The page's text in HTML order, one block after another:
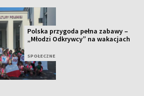
Polska przygoda pełna zabawy –
„Młodzi Odkrywcy” na wakacjach
SPOŁECZNE